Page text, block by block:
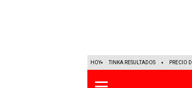
HOY TINKA RESULTADOS PRECIO